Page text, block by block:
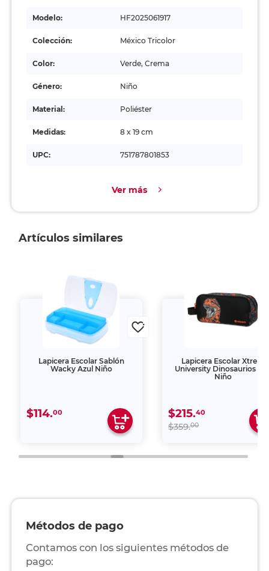
Modelo: HF2025061917
Colección: México Tricolor
Color: Verde, Crema
Género: Niño
Material: Poliéster
Medidas: 8 x 19 cm
UPC: 751787801853
Ver más
Artículos similares
Lapicera Escolar Sablón
Wacky Azul Niño
$114.00
Lapicera Escolar Xtrem
University Dinosaurios
Niño
$215.40
$359.00
Métodos de pago
Contamos con los siguientes métodos de
pago: